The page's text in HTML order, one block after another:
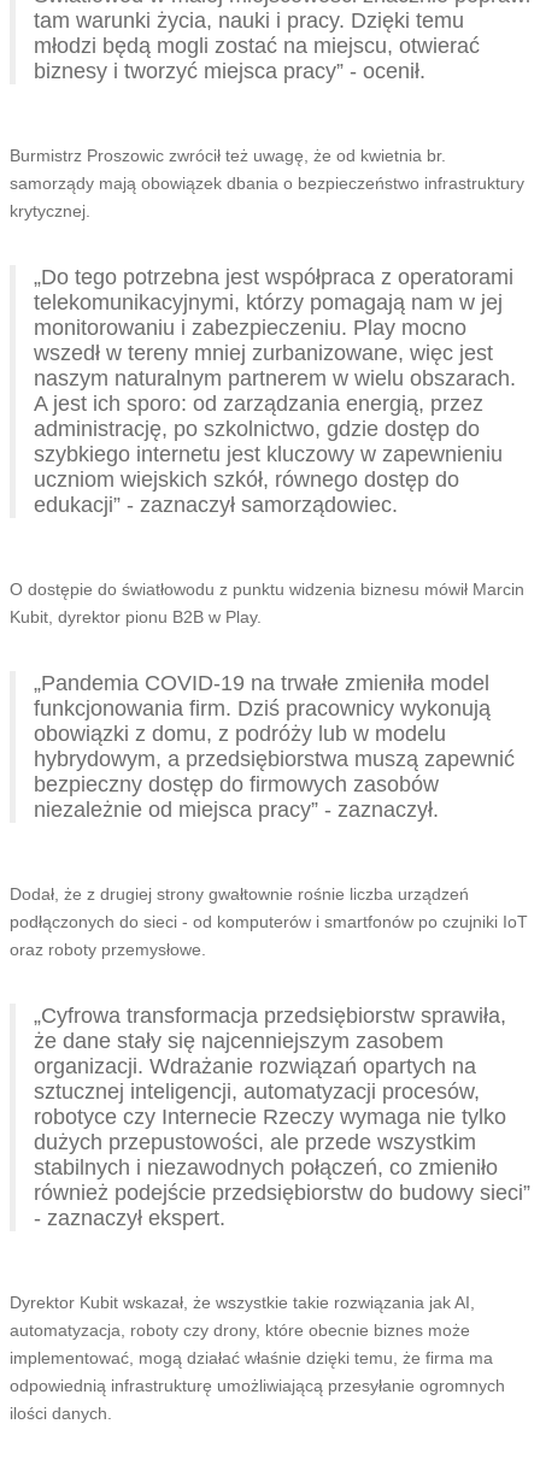
tam warunki życia, nauki i pracy. Dzięki temu
młodzi będą mogli zostać na miejscu, otwierać
biznesy i tworzyć miejsca pracy” - ocenił.
Burmistrz Proszowic zwrócił też uwagę, że od kwietnia br.
samorządy mają obowiązek dbania o bezpieczeństwo infrastruktury
krytycznej.
„Do tego potrzebna jest współpraca z operatorami
telekomunikacyjnymi, którzy pomagają nam w jej
monitorowaniu i zabezpieczeniu. Play mocno
wszedł w tereny mniej zurbanizowane, więc jest
naszym naturalnym partnerem w wielu obszarach.
A jest ich sporo: od zarządzania energią, przez
administrację, po szkolnictwo, gdzie dostęp do
szybkiego internetu jest kluczowy w zapewnieniu
uczniom wiejskich szkół, równego dostęp do
edukacji” - zaznaczył samorządowiec.
O dostępie do światłowodu z punktu widzenia biznesu mówił Marcin
Kubit, dyrektor pionu B2B w Play.
„Pandemia COVID-19 na trwałe zmieniła model
funkcjonowania firm. Dziś pracownicy wykonują
obowiązki z domu, z podróży lub w modelu
hybrydowym, a przedsiębiorstwa muszą zapewnić
bezpieczny dostęp do firmowych zasobów
niezależnie od miejsca pracy” - zaznaczył.
Dodał, że z drugiej strony gwałtownie rośnie liczba urządzeń
podłączonych do sieci - od komputerów i smartfonów po czujniki IoT
oraz roboty przemysłowe.
„Cyfrowa transformacja przedsiębiorstw sprawiła,
że dane stały się najcenniejszym zasobem
organizacji. Wdrażanie rozwiązań opartych na
sztucznej inteligencji, automatyzacji procesów,
robotyce czy Internecie Rzeczy wymaga nie tylko
dużych przepustowości, ale przede wszystkim
stabilnych i niezawodnych połączeń, co zmieniło
również podejście przedsiębiorstw do budowy sieci”
- zaznaczył ekspert.
Dyrektor Kubit wskazał, że wszystkie takie rozwiązania jak AI,
automatyzacja, roboty czy drony, które obecnie biznes może
implementować, mogą działać właśnie dzięki temu, że firma ma
odpowiednią infrastrukturę umożliwiającą przesyłanie ogromnych
ilości danych.